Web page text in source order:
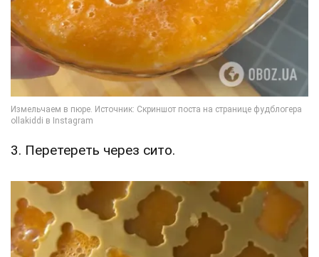
3. Перетереть через сито.